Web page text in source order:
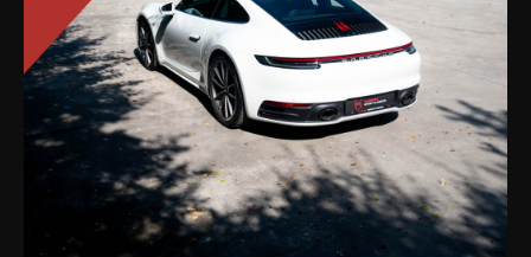
Sluizenstraat 45
2900 Schoten België
Openingstijden
Geopend op afspraak
InstagramWhatsApp